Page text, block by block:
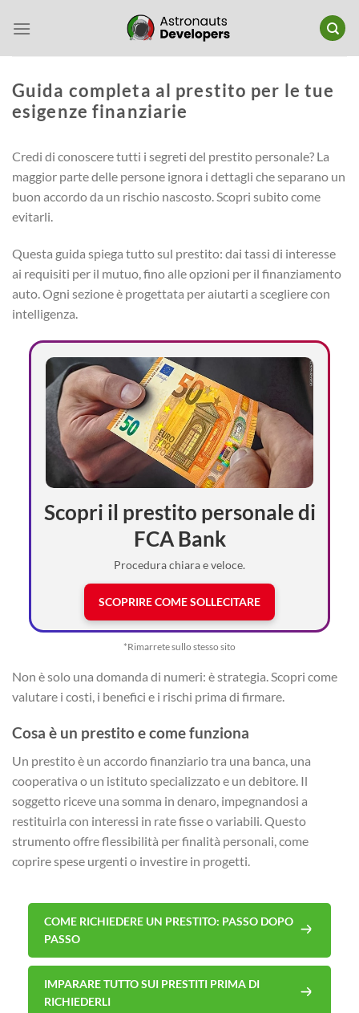
Guida completa al prestito per le tue
esigenze finanziarie
Credi di conoscere tutti i segreti del prestito personale? La
maggior parte delle persone ignora i dettagli che separano un
buon accordo da un rischio nascosto. Scopri subito come
evitarli.
Questa guida spiega tutto sul prestito: dai tassi di interesse
ai requisiti per il mutuo, fino alle opzioni per il finanziamento
auto. Ogni sezione è progettata per aiutarti a scegliere con
intelligenza.
Scopri il prestito personale di
FCA Bank
Procedura chiara e veloce.
SCOPRIRE COME SOLLECITARE
*Rimarrete sullo stesso sito
Non è solo una domanda di numeri: è strategia. Scopri come
valutare i costi, i benefici e i rischi prima di firmare.
Cosa è un prestito e come funziona
Un prestito è un accordo finanziario tra una banca, una
cooperativa o un istituto specializzato e un debitore. Il
soggetto riceve una somma in denaro, impegnandosi a
restituirla con interessi in rate fisse o variabili. Questo
strumento offre flessibilità per finalità personali, come
coprire spese urgenti o investire in progetti.
COME RICHIEDERE UN PRESTITO: PASSO DOPO
PASSO
IMPARARE TUTTO SUI PRESTITI PRIMA DI
RICHIEDERLI